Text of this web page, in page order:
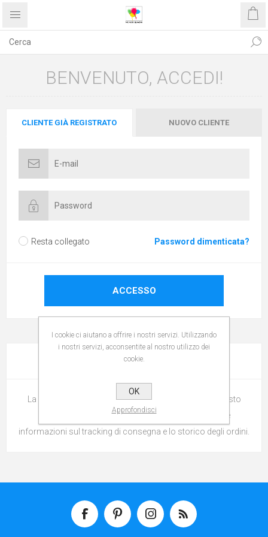
BENVENUTO, ACCEDI!
CLIENTE GIÀ REGISTRATO NUOVO CLIENTE
Resta collegato Password dimenticata?
ACCESSO
LOGIN / REGISTRAZIONE
La registrazione permette di effettuare gli ordini su questo
sito, controllare lo stato della spedizione, ricevere le
informazioni sul tracking di consegna e lo storico degli ordini.
I cookie ci aiutano a offrire i nostri servizi. Utilizzando
i nostri servizi, acconsentite al nostro utilizzo dei
cookie.
OK
Approfondisci